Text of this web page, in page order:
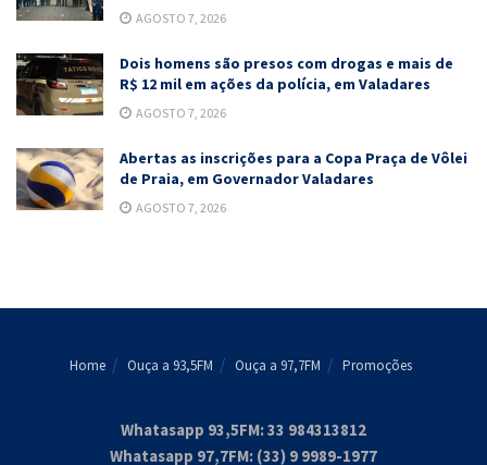
AGOSTO 7, 2026
Dois homens são presos com drogas e mais de
R$ 12 mil em ações da polícia, em Valadares
AGOSTO 7, 2026
Abertas as inscrições para a Copa Praça de Vôlei
de Praia, em Governador Valadares
AGOSTO 7, 2026
Home Ouça a 93,5FM Ouça a 97,7FM Promoções
Whatasapp 93,5FM: 33 984313812
Whatasapp 97,7FM: (33) 9 9989-1977